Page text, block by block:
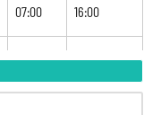
07:00 16:00
13:00 21:00